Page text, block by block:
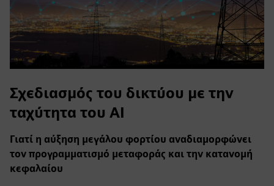
Σχεδιασμός του δικτύου με την
ταχύτητα του AI
Γιατί η αύξηση μεγάλου φορτίου αναδιαμορφώνει
τον προγραμματισμό μεταφοράς και την κατανομή
κεφαλαίου